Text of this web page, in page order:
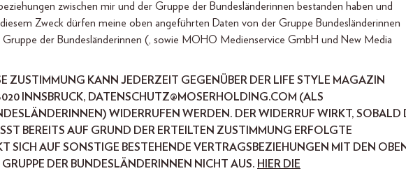
zwischen mir und der Gruppe der Bundesländerinnen bestanden haben und
Zweck dürfen meine oben angeführten Daten von der Gruppe Bundesländerinnen
der Bundesländerinnen (, sowie MOHO Medienservice GmbH und New Media
ZUSTIMMUNG KANN JEDERZEIT GEGENÜBER DER LIFE STYLE MAGAZIN
INNSBRUCK, DATENSCHUTZ@MOSERHOLDING.COM (ALS A
WIDERRUFEN WERDEN. DER WIDERRUF WIRKT, SOBALD
BEREITS AUF GRUND DER ERTEILTEN ZUSTIMMUNG ERFOLGTE V
AUF SONSTIGE BESTEHENDE VERTRAGSBEZIEHUNGEN MIT DEN OBEN
DER BUNDESLÄNDERINNEN NICHT AUS. HIER DIE